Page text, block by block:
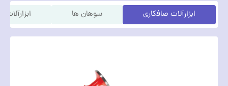
ابزارآلات صافکاری سوهان ها